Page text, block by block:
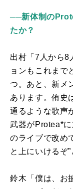
──新体制の
たか？
出村「7人から8
ョンもこれまで
つ。あと、新メ
あります。侑史
通るような歌声
武器がProtea*
のライブで改め
と上にいけるぞ
鈴木「僕は、お